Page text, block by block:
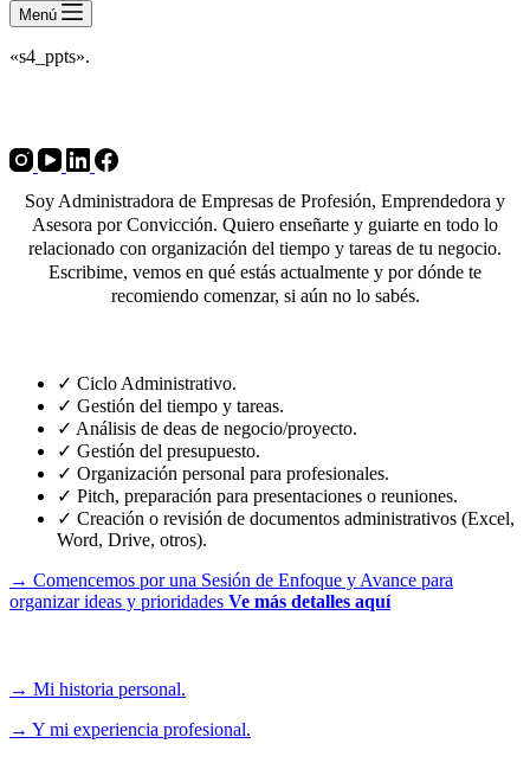
Menú
«s4_ppts».
Soy Administradora de Empresas de Profesión, Emprendedora y
Asesora por Convicción. Quiero enseñarte y guiarte en todo lo
relacionado con organización del tiempo y tareas de tu negocio.
Escribime, vemos en qué estás actualmente y por dónde te
recomiendo comenzar, si aún no lo sabés.
✓ Ciclo Administrativo.
✓ Gestión del tiempo y tareas.
✓ Análisis de deas de negocio/proyecto.
✓ Gestión del presupuesto.
✓ Organización personal para profesionales.
✓ Pitch, preparación para presentaciones o reuniones.
✓ Creación o revisión de documentos administrativos (Excel,
Word, Drive, otros).
→ Comencemos por una Sesión de Enfoque y Avance para
organizar ideas y prioridades Ve más detalles aquí
→ Mi historia personal.
→ Y mi experiencia profesional.